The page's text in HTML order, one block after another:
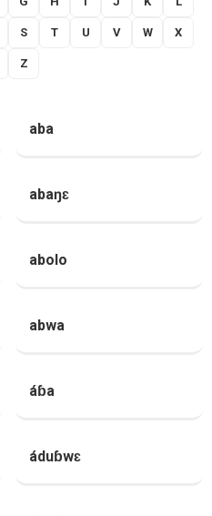
S T U V W X
Z
aba
abaŋɛ
abolo
abwa
áɓa
áduɓwɛ